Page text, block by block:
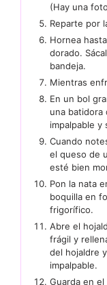
(Hay una
Reparte por
Hornea
dorado.
bandeja.
Mientras
En un bol
una batidora
impalpable y
Cuando
el queso de
esté bien
Pon la nata
boquilla en
frigorífico.
Abre el
frágil y
del hojaldre
impalpable.
Guarda en